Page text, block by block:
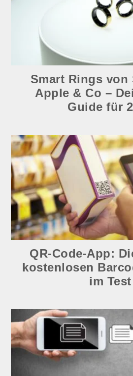
Smart Rings von
Apple & Co –
QR-Code-App:
kostenlosen